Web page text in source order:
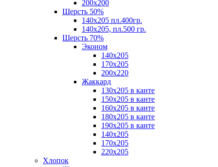
200х200
Шерсть 50%
140х205 пл.400гр.
140х205, пл.500 гр.
Шерсть 70%
Эконом
140х205
170х205
200х220
Жаккард
130х205 в канте
150х205 в канте
160х205 в канте
180х205 в канте
190х205 в канте
140х205
170х205
220х205
Хлопок